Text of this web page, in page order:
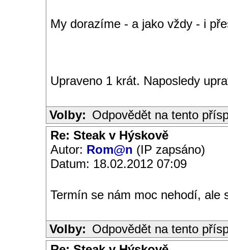
My dorazíme - a jako vždy - i
Upraveno 1 krát. Naposledy
Volby: Odpovědět na tento
Re: Steak v Hýskově
Autor: Rom@n (IP zapsáno)
Datum: 18.02.2012 07:09
Termín se nám moc nehodí, ale
Volby: Odpovědět na tento